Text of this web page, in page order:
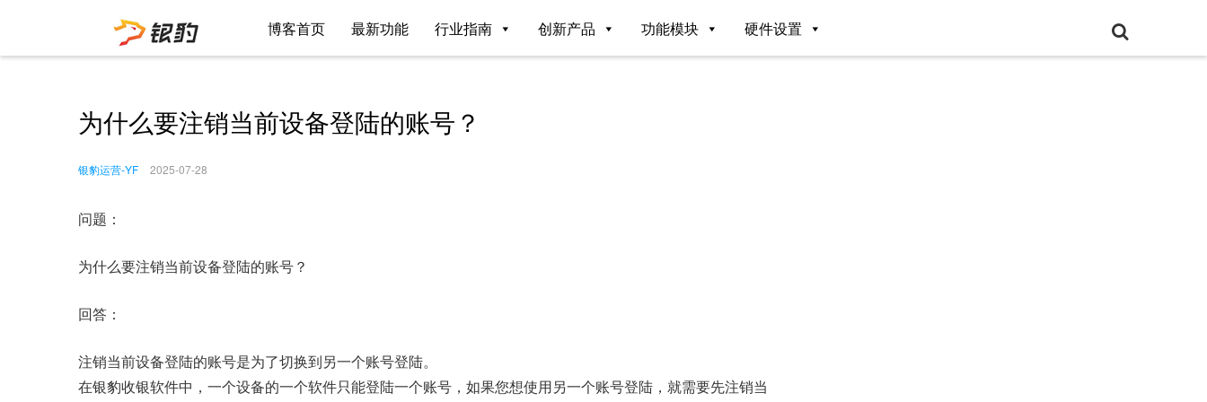
博客首页 最新功能 行业指南 创新产品 功能模块 硬件设置
为什么要注销当前设备登陆的账号？
银豹运营-YF 2025-07-28
问题：
为什么要注销当前设备登陆的账号？
回答：
注销当前设备登陆的账号是为了切换到另一个账号登陆。
在银豹收银软件中，一个设备的一个软件只能登陆一个账号，如果您想使用另一个账号登陆，就需要先注销当